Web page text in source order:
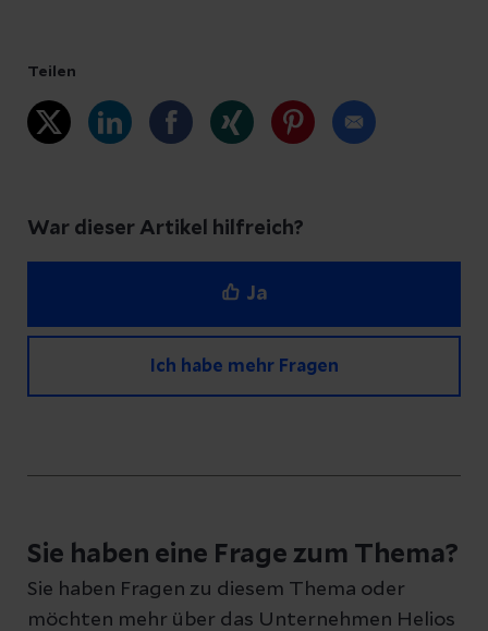
Teilen
War dieser Artikel hilfreich?
Ja
Ich habe mehr Fragen
Schreiben Sie uns eine Nachricht und geben
Sie Ihre E-Mail-Adresse an, damit wir uns bei
Ihnen melden können
Sie haben eine Frage zum Thema?
Sie haben Fragen zu diesem Thema oder
möchten mehr über das Unternehmen Helios